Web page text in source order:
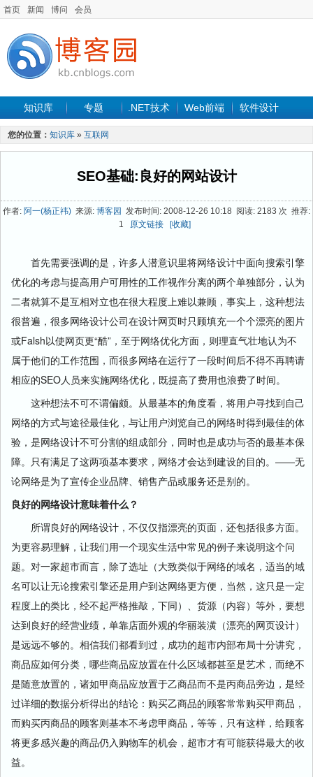
首页 新闻 博问 会员
知识库 专题 .NET技术 Web前端 软件设计
手机开发 软件工程
最新文章
您的位置： 知识库 » 互联网
SEO基础:良好的网站设计
作者: 阿一(杨正祎) 来源: 博客园 发布时间: 2008-12-26 10:18 阅读: 2183 次 推荐:
1
原文链接 [收藏]
首先需要强调的是，许多人潜意识里将网络设计中面向搜索引擎
优化的考虑与提高用户可用性的工作视作分离的两个单独部分，认为
二者就算不是互相对立也在很大程度上难以兼顾，事实上，这种想法
很普遍，很多网络设计公司在设计网页时只顾填充一个个漂亮的图片
或Falsh以使网页更“酷”，至于网络优化方面，则理直气壮地认为不
属于他们的工作范围，而很多网络在运行了一段时间后不得不再聘请
相应的SEO人员来实施网络优化，既提高了费用也浪费了时间。
这种想法不可不谓偏颇。从最基本的角度看，将用户寻找到自己
网络的方式与途径最佳化，与让用户浏览自己的网络时得到最佳的体
验，是网络设计不可分割的组成部分，同时也是成功与否的最基本保
障。只有满足了这两项基本要求， 网络才会达到建设的目的。——无
论网络是为了宣传企业品牌、销售产品或服务还是别的。
良好的网络设计意味着什么？
所谓良好的网络设计，不仅仅指漂亮的页面，还包括很多方面。
为更容易理解，让我们用一个现实生活中常见的例子来说明这个问
题。对一家超市而言，除了选址（大致类似于网络的域名，适当的域
名可以让无论搜索引擎还是用户到达网络更方便，当然，这只是一定
程度上的类比，经不起严格推敲，下同）、货源（内容）等外，要想
达到良好的经营业绩，单靠店面外观的华丽装潢（漂亮的网页设计）
是远远不够的。相信我们都看到过，成功的超市内部布局十分讲究，
商品应如何分类，哪些商品应放置在什么区域都甚至是艺术，而绝不
是随意放置的，诸如甲商品应放置于乙商品而不是丙商品旁边，是经
过详细的数据分析得出的结论：购买乙商品的顾客常常购买甲商品，
而购买丙商品的顾客则基本不考虑甲商品，等等，只有这样，给顾客
将更多感兴趣的商品仍入购物车的机会，超市才有可能获得最大的收
益。